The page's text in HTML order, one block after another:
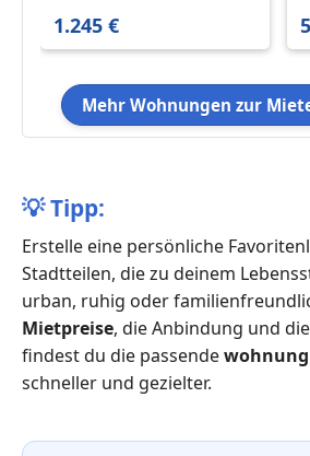
1.245 €
Mehr Wohnungen zur
💡Tipp:
Erstelle eine persönliche
Stadtteilen, die zu deinem
urban, ruhig oder
Mietpreise, die Anbindung und
findest du die passende
schneller und gezielter.